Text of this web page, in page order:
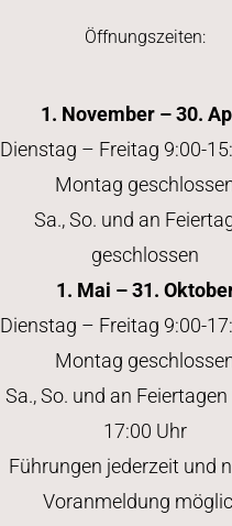
Öffnungszeiten:
1. November – 30.
Dienstag – Freitag 9:00-
Montag
Sa., So. und an
geschlossen
1. Mai – 31.
Dienstag – Freitag 9:00-
Montag
Sa., So. und an
17:00 Uhr
Führungen jederzeit und
Voranmeldung